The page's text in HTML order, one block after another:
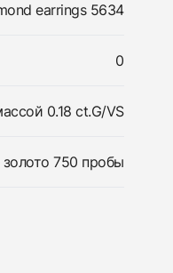
earrings 5634
0
0.18 ct.G/VS
золото 750 пробы